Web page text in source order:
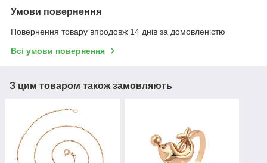
Умови повернення
Повернення товару впродовж 14 днів за домовленістю
Всі умови повернення
З цим товаром також замовляють